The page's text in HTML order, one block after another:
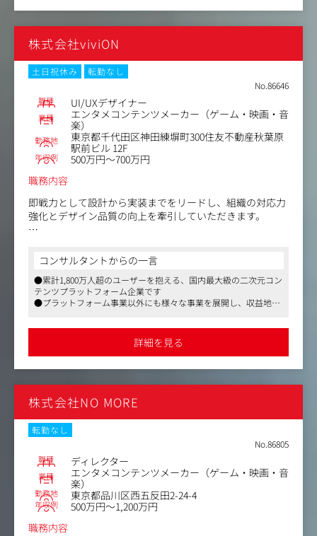
ー）とのアライメント・合意形成：
事業目標から逆算したクリエイティブ戦略の提案、ROIや
数値に基づくPDCAの方針決定、事業部との円滑なリレー
●数値（CPI / CVR / ROAS / 視聴維持率など）に基づくPD
CAの回し込みと成果コミット：
配信データ・マーケティングKPIをロジカルに分析し、検
証回数の最大化とヒット率向上のためのクリエイティブ改
善を指揮
ント：
制作ラインのクオリティコントロール（レビュー・監
修）、再現性を高めるためのガイドライン構築・ナレッジ
株式会社viviON
土日祝休み
転勤なし
No.86646
職種 UI/UXデザイナー
業種
エンタメコンテンツメーカー（ゲーム・映画・音
楽）
勤務地
東京都千代田区神田練塀町300住友不動産秋葉原
駅前ビル 12F
年収例
500万円～700万円
職務内容
即戦力として設計から実装までをリードし、組織の対応力
強化とデザイン品質の向上を牽引していただきます。
・担当プロダクトのUIデザインおよびデザインシステム運
用（Figma使用）
・ユーザー課題の発見から仮説立案、要件定義、効果検証
までのUXデザイン業務
・WebサービスにおけるHTML/CSSを用いたコーディング
・アプリプラットフォーム（Human Interface Guidelines/
Material Design）を考慮した設計
率化と品質向上
コンサルタントからの一言
●累計1,800万人超のユーザーを抱える、国内最大級の二次元コン
テンツプラットフォーム企業です
●プラットフォーム事業以外にも様々な事業を展開し、収益地盤
詳細を見る
株式会社NO MORE
転勤なし
No.86805
職種 ディレクター
業種
エンタメコンテンツメーカー（ゲーム・映画・音
楽）
勤務地 東京都品川区西五反田2-24-4
年収例
500万円～1,200万円
職務内容